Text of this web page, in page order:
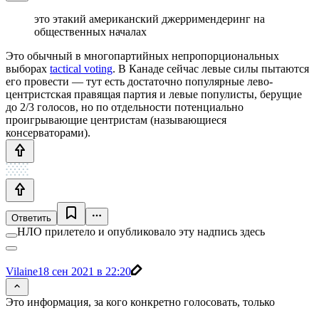
это этакий американский джерримендеринг на
общественных началах
Это обычный в многопартийных непропорциональных
выборах tactical voting. В Канаде сейчас левые силы пытаются
его провести — тут есть достаточно популярные лево-
центристская правящая партия и левые популисты, берущие
до 2/3 голосов, но по отдельности потенциально
проигрывающие центристам (называющиеся
консерваторами).
Ответить
НЛО прилетело и опубликовало эту надпись здесь
Vilaine18 сен 2021 в 22:20
Это информация, за кого конкретно голосовать, только